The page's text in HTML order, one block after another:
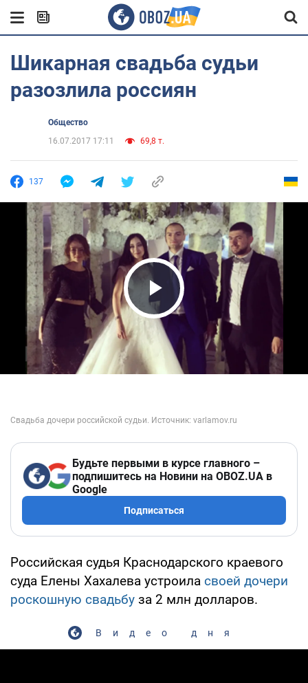
Шикарная свадьба судьи
разозлила россиян
Общество
16.07.2017 17:11
69,8 т.
137
Play Video
Будьте первыми в курсе главного –
подпишитесь на Новини на OBOZ.UA в
Google
Подписаться
Российская судья Краснодарского краевого
суда Елены Хахалева устроила своей дочери
роскошную свадьбу за 2 млн долларов.
Видео дня